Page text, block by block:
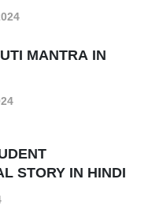
MANTRA IN
STORY IN HINDI